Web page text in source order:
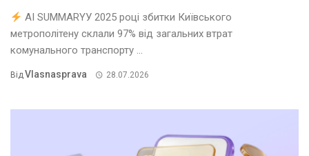
AI SUMMARYУ 2025 році збитки Київського
метрополітену склали 97% від загальних втрат
комунального транспорту ...
ВідVlasnasprava 28.07.2026